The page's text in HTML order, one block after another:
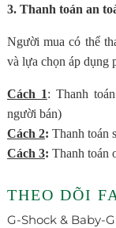
3. Thanh toán an
Người mua có thể
và lựa chọn áp dụng
Cách 1: Thanh
người bán)
Cách 2: Thanh toán
Cách 3: Thanh toán
THEO DÕI
G-Shock & Baby-